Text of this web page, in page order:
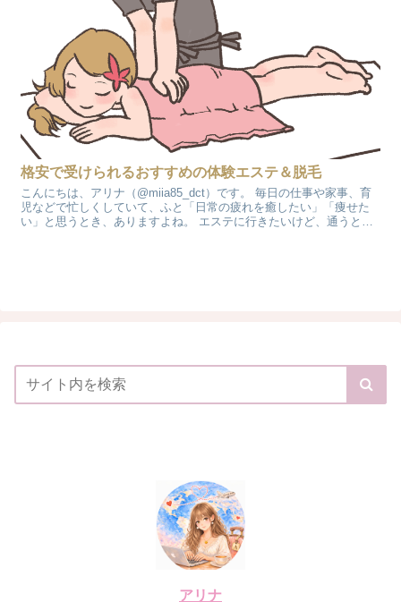
格安で受けられるおすすめの体験エステ＆脱毛
こんにちは、アリナ（@miia85_dct）です。 毎日の仕事や家事、育
児などで忙しくしていて、ふと「日常の疲れを癒したい」「痩せた
い」と思うとき、ありますよね。 エステに行きたいけど、通うとな
アリナ